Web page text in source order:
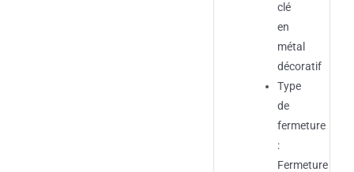
clé
en
métal
décoratif
Type
de
fermeture
:
Fermeture